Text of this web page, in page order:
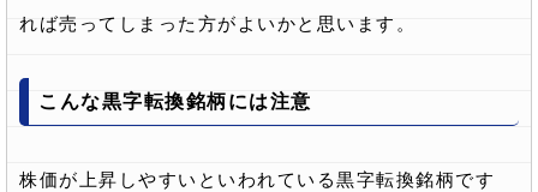
れば売ってしまった方がよいかと思います。
こんな黒字転換銘柄には注意
株価が上昇しやすいといわれている黒字転換銘柄です